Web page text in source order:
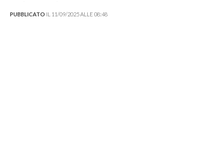
PUBBLICATO IL 11/09/2025 ALLE 08:48